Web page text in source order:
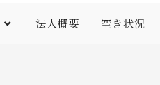
法人概要 空き状況